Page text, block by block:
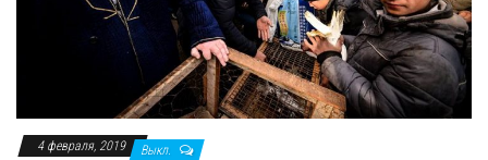
а
в
и
г
4 февраля, 2019 Выкл.